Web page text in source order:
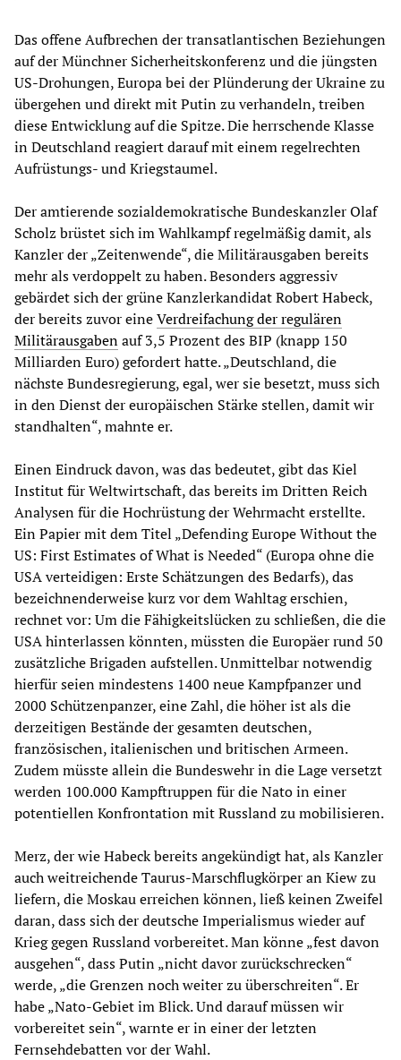
Das offene Aufbrechen der transatlantischen Beziehungen
auf der Münchner Sicherheitskonferenz und die jüngsten
US-Drohungen, Europa bei der Plünderung der Ukraine zu
übergehen und direkt mit Putin zu verhandeln, treiben
diese Entwicklung auf die Spitze. Die herrschende Klasse
in Deutschland reagiert darauf mit einem regelrechten
Aufrüstungs- und Kriegstaumel.
Der amtierende sozialdemokratische Bundeskanzler Olaf
Scholz brüstet sich im Wahlkampf regelmäßig damit, als
Kanzler der „Zeitenwende“, die Militärausgaben bereits
mehr als verdoppelt zu haben. Besonders aggressiv
gebärdet sich der grüne Kanzlerkandidat Robert Habeck,
der bereits zuvor eineVerdreifachung der regulären
Militärausgabenauf 3,5 Prozent des BIP (knapp 150
Milliarden Euro) gefordert hatte. „Deutschland, die
nächste Bundesregierung, egal, wer sie besetzt, muss sich
in den Dienst der europäischen Stärke stellen, damit wir
standhalten“, mahnte er.
Einen Eindruck davon, was das bedeutet, gibt das Kiel
Institut für Weltwirtschaft, das bereits im Dritten Reich
Analysen für die Hochrüstung der Wehrmacht erstellte.
Ein Papier mit dem Titel „Defending Europe Without the
US: First Estimates of What is Needed“ (Europa ohne die
USA verteidigen: Erste Schätzungen des Bedarfs), das
bezeichnenderweise kurz vor dem Wahltag erschien,
rechnet vor: Um die Fähigkeitslücken zu schließen, die die
USA hinterlassen könnten, müssten die Europäer rund 50
zusätzliche Brigaden aufstellen. Unmittelbar notwendig
hierfür seien mindestens 1400 neue Kampfpanzer und
2000 Schützenpanzer, eine Zahl, die höher ist als die
derzeitigen Bestände der gesamten deutschen,
französischen, italienischen und britischen Armeen.
Zudem müsste allein die Bundeswehr in die Lage versetzt
werden 100.000 Kampftruppen für die Nato in einer
potentiellen Konfrontation mit Russland zu mobilisieren.
Merz, der wie Habeck bereits angekündigt hat, als Kanzler
auch weitreichende Taurus-Marschflugkörper an Kiew zu
liefern, die Moskau erreichen können, ließ keinen Zweifel
daran, dass sich der deutsche Imperialismus wieder auf
Krieg gegen Russland vorbereitet. Man könne „fest davon
ausgehen“, dass Putin „nicht davor zurückschrecken“
werde, „die Grenzen noch weiter zu überschreiten“. Er
habe „Nato-Gebiet im Blick. Und darauf müssen wir
vorbereitet sein“, warnte er in einer der letzten
Fernsehdebatten vor der Wahl.